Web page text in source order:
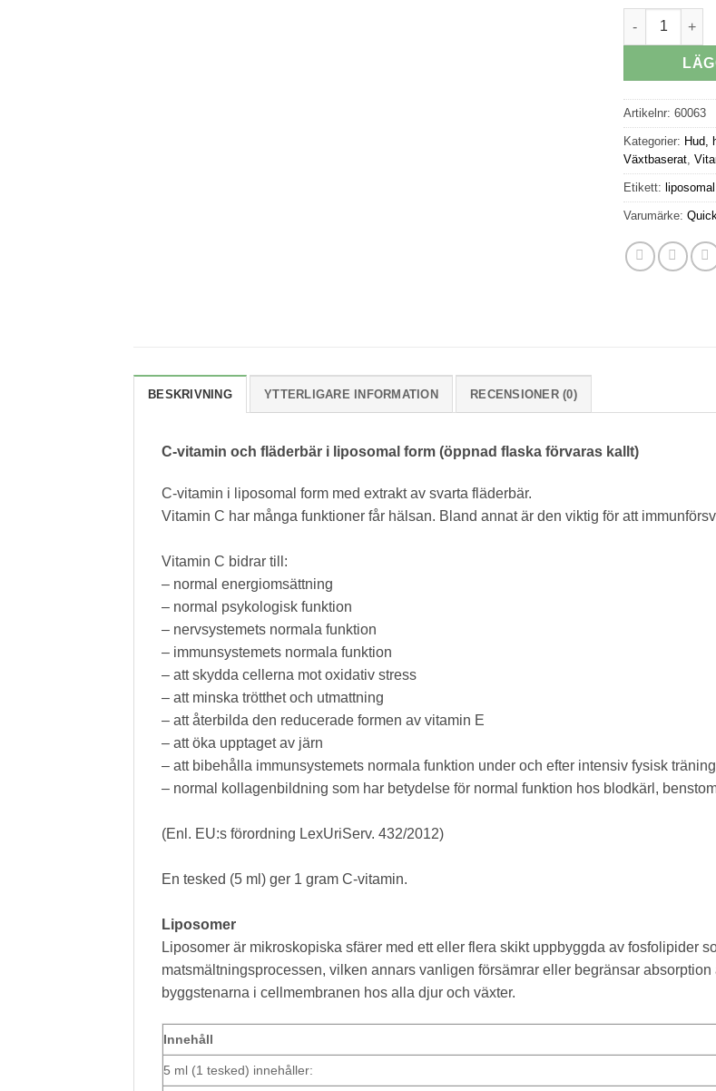
Liposomal C-
Artikelnr: 60063
Kategorier: Hud,
Växtbaserat,
Etikett:
Varumärke:
BESKRIVNING YTTERLIGARE INFORMATION RECENSIONER (0)
C-vitamin och fläderbär i liposomal form (öppnad flaska förvaras kallt)
C-vitamin i liposomal form med extrakt av svarta fläderbär.
Vitamin C har många funktioner får hälsan. Bland annat är den viktig för att
Vitamin C bidrar till:
– normal energiomsättning
– normal psykologisk funktion
– nervsystemets normala funktion
– immunsystemets normala funktion
– att skydda cellerna mot oxidativ stress
– att minska trötthet och utmattning
– att återbilda den reducerade formen av vitamin E
– att öka upptaget av järn
– att bibehålla immunsystemets normala funktion under och efter intensiv fysisk träning
– normal kollagenbildning som har betydelse för normal funktion hos blodkärl,
(Enl. EU:s förordning LexUriServ. 432/2012)
En tesked (5 ml) ger 1 gram C-vitamin.
Liposomer
Liposomer är mikroskopiska sfärer med ett eller flera skikt uppbyggda av fosfolipider
matsmältningsprocessen, vilken annars vanligen försämrar eller begränsar
byggstenarna i cellmembranen hos alla djur och växter.
Innehåll
5 ml (1 tesked) innehåller: